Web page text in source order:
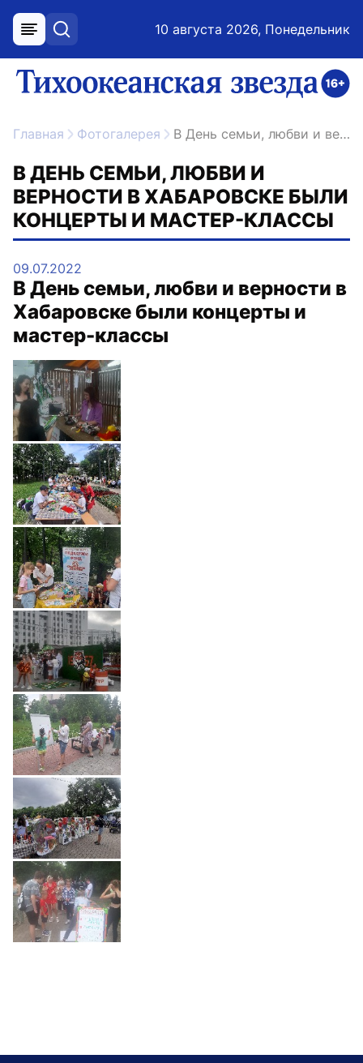
меню поиск 10 августа 2026, Понедельник
ссылка на главную
Главная Фотогалерея В День семьи, любви и верности в Хабаровске были концерты и мастер-классы
В ДЕНЬ СЕМЬИ, ЛЮБВИ И
ВЕРНОСТИ В ХАБАРОВСКЕ БЫЛИ
КОНЦЕРТЫ И МАСТЕР-КЛАССЫ
09.07.2022
В День семьи, любви и верности в
Хабаровске были концерты и
мастер-классы